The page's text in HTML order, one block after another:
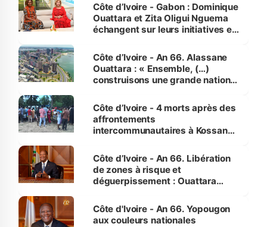
Côte d’Ivoire - Gabon : Dominique
Ouattara et Zita Oligui Nguema
échangent sur leurs initiatives en
enfants
Côte d’Ivoire - An 66. Alassane
Ouattara : « Ensemble, (…)
construisons une grande nation
générations futures »
Côte d’Ivoire - 4 morts après des
affrontements
intercommunautaires à Kossandji
milieu des sinistrés
Côte d’Ivoire - An 66. Libération
de zones à risque et
déguerpissement : Ouattara
l'Etat de droit pour préserver les
vies humaines »
Côte d'Ivoire - An 66. Yopougon
aux couleurs nationales